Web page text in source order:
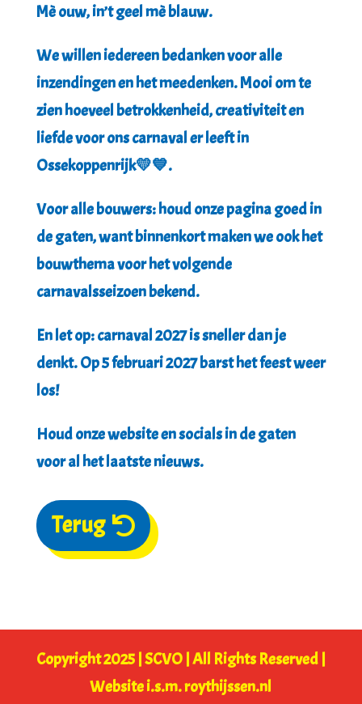
Mè ouw, in’t geel mè blauw.
We willen iedereen bedanken voor alle
inzendingen en het meedenken. Mooi om te
zien hoeveel betrokkenheid, creativiteit en
liefde voor ons carnaval er leeft in
Ossekoppenrijk💛💙.
Voor alle bouwers: houd onze pagina goed in
de gaten, want binnenkort maken we ook het
bouwthema voor het volgende
carnavalsseizoen bekend.
En let op: carnaval 2027 is sneller dan je
denkt. Op5 februari 2027barst het feest weer
los!
Houd onze website en socials in de gaten
voor al het laatste nieuws.
Terug
Copyright 2025 | SCVO | All Rights Reserved |
Website i.s.m.roythijssen.nl